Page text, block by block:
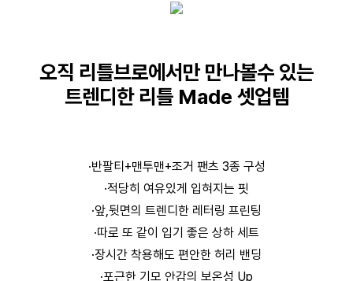
오직 리틀브로에서만 만나볼수 있는
트렌디한 리틀 Made 셋업템
·반팔티+맨투맨+조거 팬츠 3종 구성
·적당히 여유있게 입혀지는 핏
·앞,뒷면의 트렌디한 레터링 프린팅
·따로 또 같이 입기 좋은 상하 세트
·장시간 착용해도 편안한 허리 밴딩
·포근한 기모 안감의 보온성 Up